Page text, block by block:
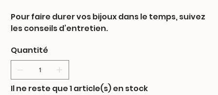
Pour faire durer vos bijoux dans le temps, suivez
les conseils d’entretien.
Quantité
Il ne reste que 1 article(s) en stock